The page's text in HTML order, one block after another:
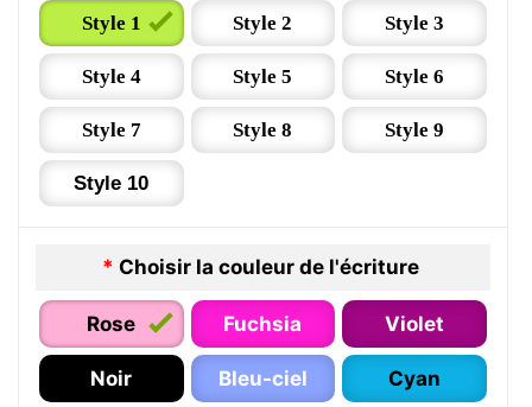
Style 1 Style 2 Style 3
Style 4 Style 5 Style 6
Style 7 Style 8 Style 9
Style 10
* Choisir la couleur de l'écriture
Rose Fuchsia Violet
Noir Bleu-ciel Cyan